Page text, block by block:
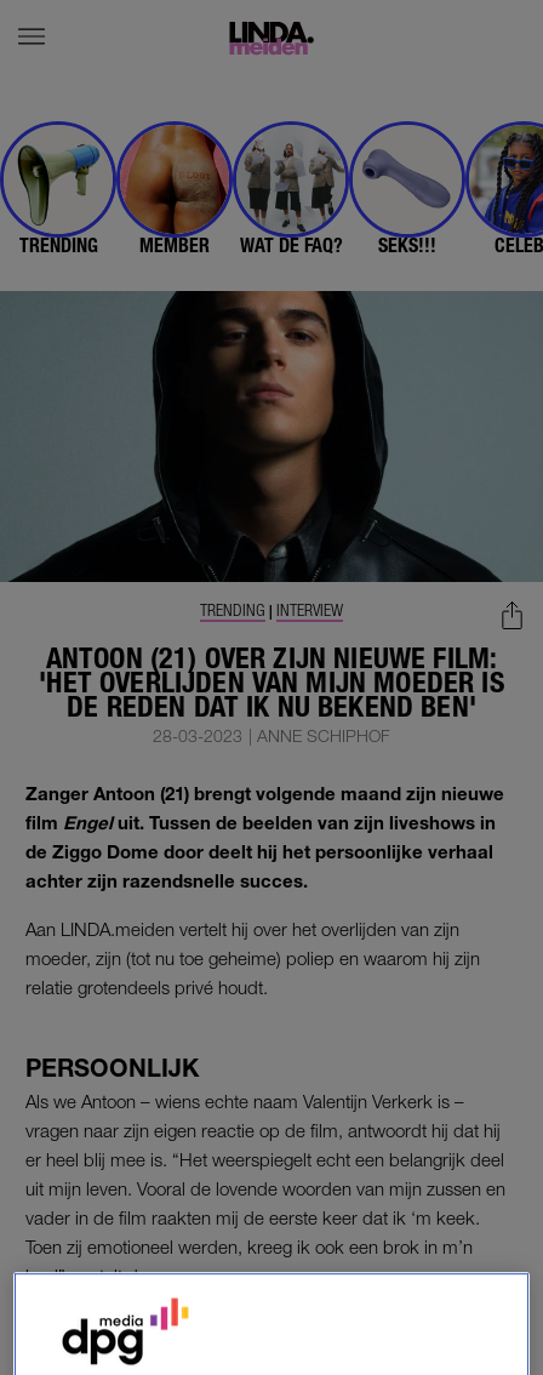
TRENDING MEMBER WAT DE FAQ? SEKS!!!
ANTOON (21) OVER ZIJN NIEUWE FILM:
'HET OVERLIJDEN VAN MIJN MOEDER IS
DE REDEN DAT IK NU BEKEND BEN'
TRENDING | INTERVIEW
28-03-2023 | ANNE SCHIPHOF
Zanger Antoon (21) brengt volgende maand zijn nieuwe
film Engeluit. Tussen de beelden van zijn liveshows in
de Ziggo Dome door deelt hij het persoonlijke verhaal
achter zijn razendsnelle succes.
Aan LINDA.meiden vertelt hij over het overlijden van zijn
moeder, zijn (tot nu toe geheime) poliep en waarom hij zijn
relatie grotendeels privé houdt.
PERSOONLIJK
Als we Antoon – wiens echte naam Valentijn Verkerk is –
vragen naar zijn eigen reactie op de film, antwoordt hij dat hij
er heel blij mee is. “Het weerspiegelt echt een belangrijk deel
uit mijn leven. Vooral de lovende woorden van mijn zussen en
vader in de film raakten mij de eerste keer dat ik ‘m keek.
Toen zij emotioneel werden, kreeg ik ook een brok in m’n
keel”, vertelt de zanger.
Ook de scène waarin hij zijn oma uitnodigde op het podium
tijdens een festival in Scheveningen is hem erg bijgebleven. “Ik